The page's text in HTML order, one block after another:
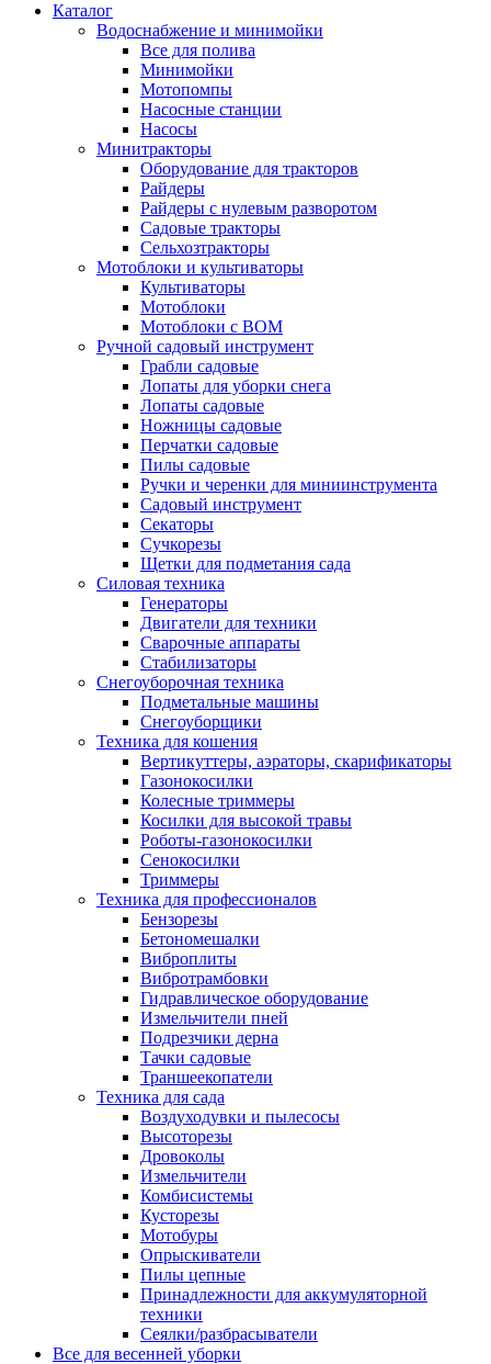
Каталог
Водоснабжение и минимойки
Все для полива
Минимойки
Мотопомпы
Насосные станции
Насосы
Минитракторы
Оборудование для тракторов
Райдеры
Райдеры с нулевым разворотом
Садовые тракторы
Сельхозтракторы
Мотоблоки и культиваторы
Культиваторы
Мотоблоки
Мотоблоки с ВОМ
Ручной садовый инструмент
Грабли садовые
Лопаты для уборки снега
Лопаты садовые
Ножницы садовые
Перчатки садовые
Пилы садовые
Ручки и черенки для миниинструмента
Садовый инструмент
Секаторы
Сучкорезы
Щетки для подметания сада
Силовая техника
Генераторы
Двигатели для техники
Сварочные аппараты
Стабилизаторы
Снегоуборочная техника
Подметальные машины
Снегоуборщики
Техника для кошения
Вертикуттеры, аэраторы, скарификаторы
Газонокосилки
Колесные триммеры
Косилки для высокой травы
Роботы-газонокосилки
Сенокосилки
Триммеры
Техника для профессионалов
Бензорезы
Бетономешалки
Виброплиты
Вибротрамбовки
Гидравлическое оборудование
Измельчители пней
Подрезчики дерна
Тачки садовые
Траншеекопатели
Техника для сада
Воздуходувки и пылесосы
Высоторезы
Дровоколы
Измельчители
Комбисистемы
Кусторезы
Мотобуры
Опрыскиватели
Пилы цепные
Принадлежности для аккумуляторной
техники
Сеялки/разбрасыватели
Все для весенней уборки